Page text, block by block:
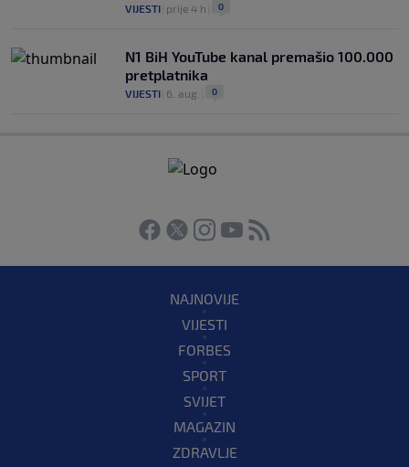
VIJESTI prije 4 h 0
N1 BiH YouTube kanal premašio 100.000
pretplatnika
VIJESTI 6. aug. 0
NAJNOVIJE
VIJESTI
FORBES
SPORT
SVIJET
MAGAZIN
ZDRAVLJE